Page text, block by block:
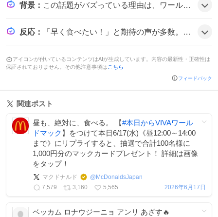
背景 ： この話題がバズっている理由は、ワールドカップ開催と連動した限定メニューの斬新さや、＝LOVEのCMが話題性を高め、サッカーバンズや多国籍テイストのバーガーがSNSで注目されたことにあるようだ。
反応 ： 「早く食べたい！」と期待の声が多数。「最高✨」や「可愛すぎる！！」と歓喜のコメントも。「サッカーボールバンズが可愛い」など、楽しむ様子が投稿から伺える。
アイコンが付いているコンテンツはAIが生成しています。内容の最新性・正確性は
保証されておりません。その他注意事項は こちら
フィードバック
関連ポスト
昼も、絶対に、食べる。 【#本日からVIVAワール
ドマック 】をつけて本日6/17(水)《昼12:00～14:00
まで》にリプライすると、抽選で合計100名様に
1,000円分のマックカードプレゼント！ 詳細は画像
をタップ！
マクドナルド @McDonaldsJapan
7,579
3,160 5,565 2026年6月17日
ベッカム ロナウジーニョ アンリ あざす🔥